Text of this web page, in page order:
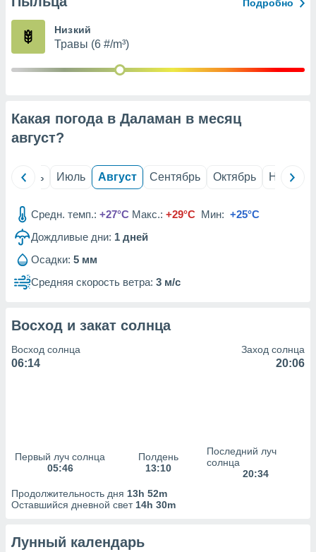
из
рекламы
сведения
Подробно
Низкий
Травы (6 #/m³)
Какая погода в Даламан в месяц
август?
Июнь Июль Август Сентябрь Октябрь Ноябрь
Средн. темп.: +27°C Макс.: +29°C Мин: +25°C
Дождливые дни: 1 дней
Осадки: 5 мм
Средняя скорость ветра: 3 м/с
Восход и закат солнца
Восход солнца
06:14
Заход солнца
20:06
Первый луч солнца
05:46
Полдень
13:10
Последний луч
солнца
20:34
Продолжительность дня 13h 52m
Оставшийся дневной свет 14h 30m
Лунный календарь